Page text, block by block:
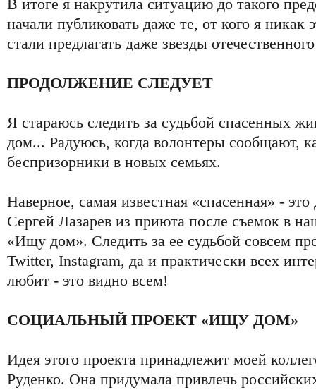
В итоге я накрутила ситуацию до такого
начали публиковать даже те, от кого я
стали предлагать даже звезды
ПРОДОЛЖЕНИЕ СЛЕДУЕТ
Я стараюсь следить за судьбой спасенных
дом... Радуюсь, когда волонтеры сообщают,
беспризорники в новых семьях.
Наверное, самая известная «спасенная» -
Сергей Лазарев из приюта после съемок в
«Ищу дом». Следить за ее судьбой совсем
Twitter, Instagram, да и практически всех
любит - это видно всем!
СОЦИАЛЬНЫЙ ПРОЕКТ «ИЩУ ДОМ»
Идея этого проекта принадлежит моей
Руденко. Она придумала привлечь